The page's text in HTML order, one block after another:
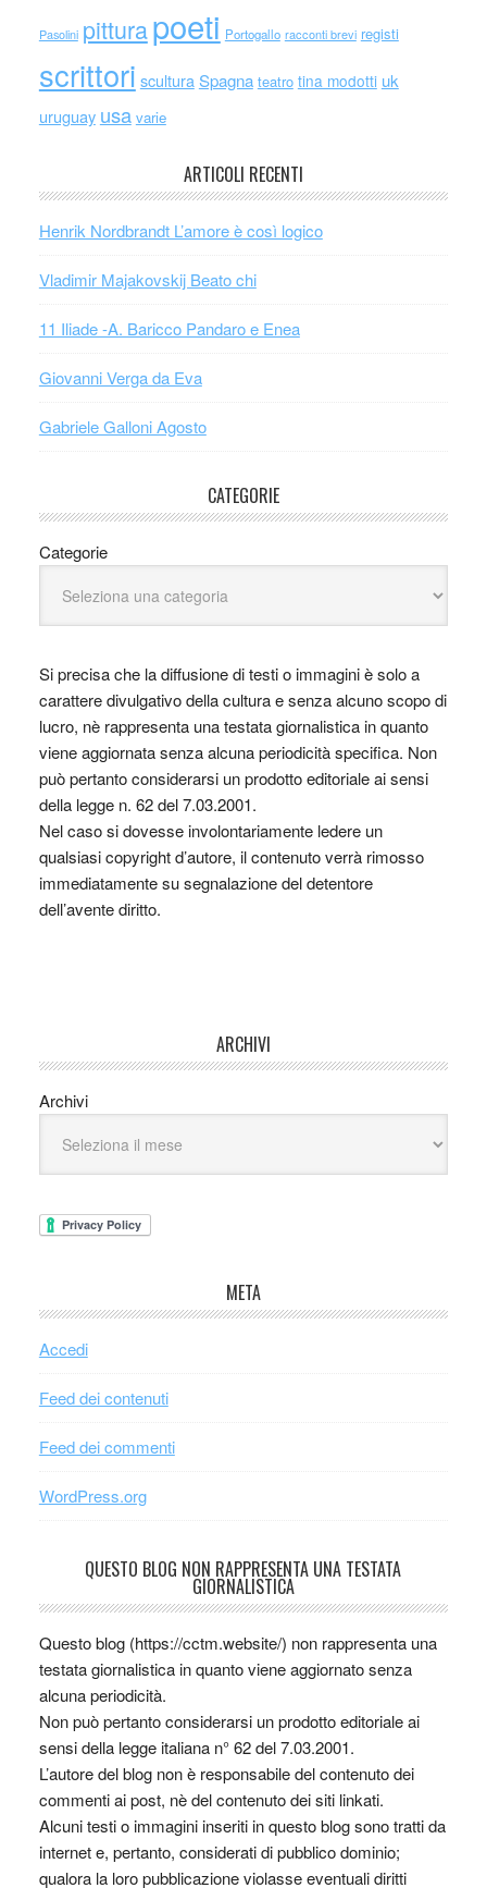
Pasolini pitturapoeti Portogallo racconti brevi registi
scrittori scultura Spagna teatro tina modotti uk
uruguay usa varie
ARTICOLI RECENTI
Henrik Nordbrandt L’amore è così logico
Vladimir Majakovskij Beato chi
11 Iliade -A. Baricco Pandaro e Enea
Giovanni Verga da Eva
Gabriele Galloni Agosto
CATEGORIE
Categorie
Si precisa che la diffusione di testi o immagini è solo a
carattere divulgativo della cultura e senza alcuno scopo di
lucro, nè rappresenta una testata giornalistica in quanto
viene aggiornata senza alcuna periodicità specifica. Non
può pertanto considerarsi un prodotto editoriale ai sensi
della legge n. 62 del 7.03.2001.
Nel caso si dovesse involontariamente ledere un
qualsiasi copyright d’autore, il contenuto verrà rimosso
immediatamente su segnalazione del detentore
dell’avente diritto.
ARCHIVI
Archivi
META
Accedi
Feed dei contenuti
Feed dei commenti
WordPress.org
QUESTO BLOG NON RAPPRESENTA UNA TESTATA
GIORNALISTICA
Questo blog (https://cctm.website/) non rappresenta una
testata giornalistica in quanto viene aggiornato senza
alcuna periodicità.
Non può pertanto considerarsi un prodotto editoriale ai
sensi della legge italiana n° 62 del 7.03.2001.
L’autore del blog non è responsabile del contenuto dei
commenti ai post, nè del contenuto dei siti linkati.
Alcuni testi o immagini inseriti in questo blog sono tratti da
internet e, pertanto, considerati di pubblico dominio;
qualora la loro pubblicazione violasse eventuali diritti